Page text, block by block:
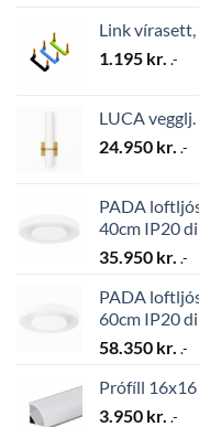
Link
1.195 kr. .-
LUCA
24.950 kr. .-
PADA
40cm IP20
35.950 kr. .-
PADA
60cm IP20
58.350 kr. .-
Prófíll
3.950 kr. .-